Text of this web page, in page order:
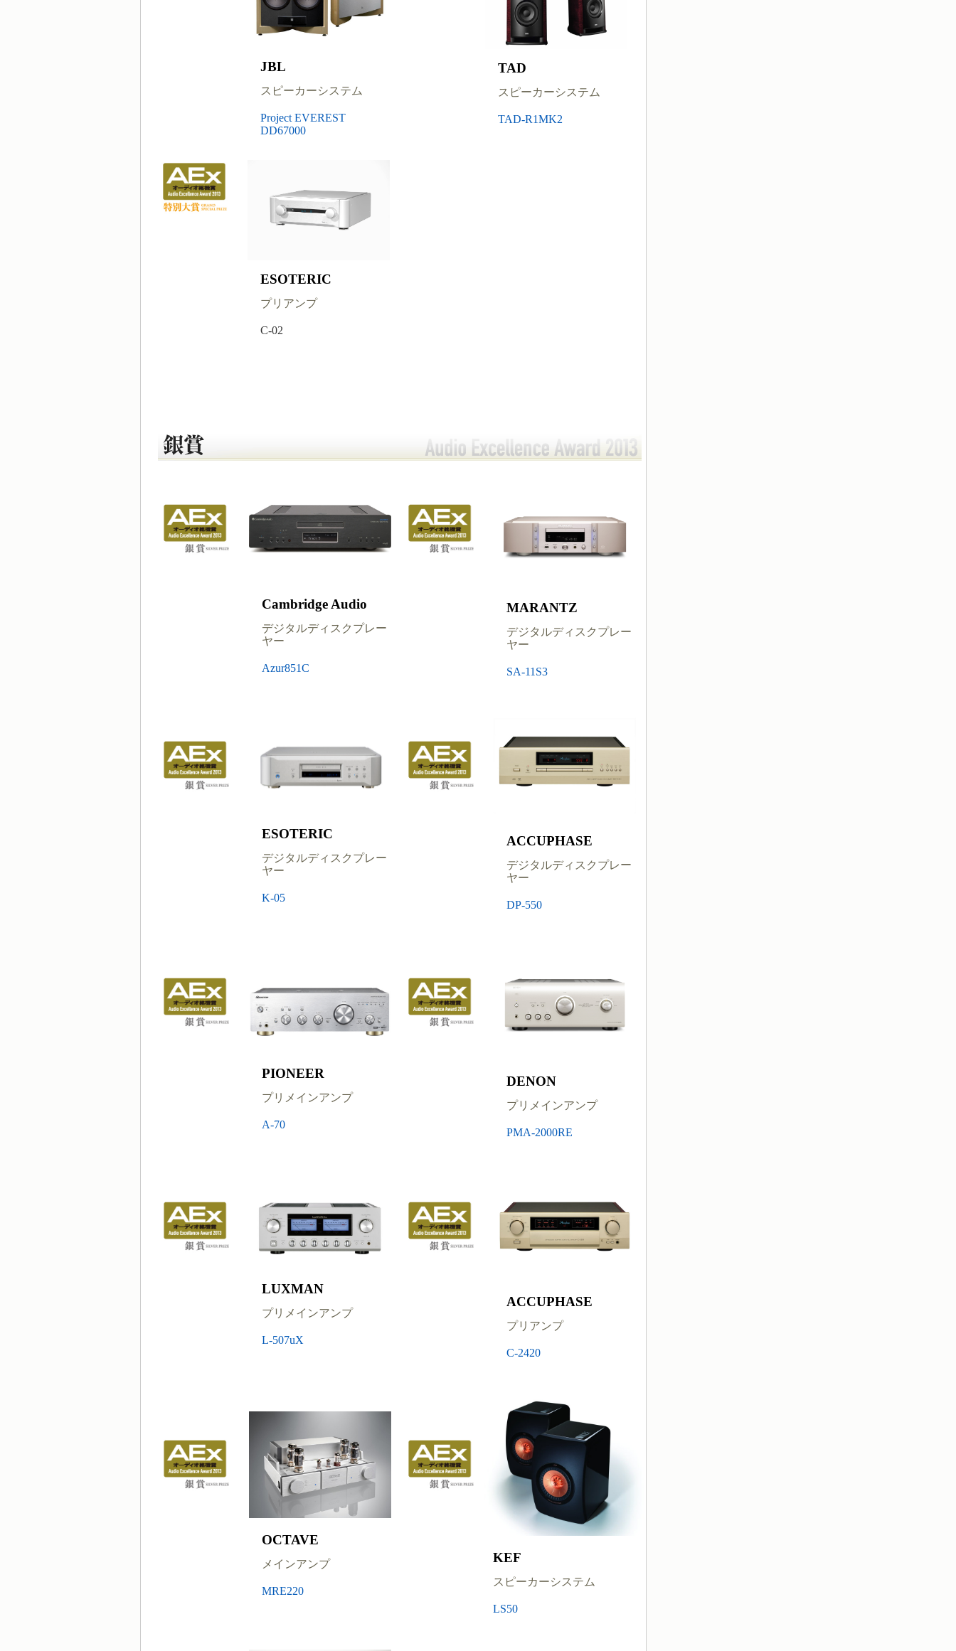
JBL
スピーカーシステム
Project EVEREST
DD67000
TAD
スピーカーシステム
TAD-R1MK2
ESOTERIC
プリアンプ
C-02
Cambridge Audio
デジタルディスクプレー
ヤー
Azur851C
MARANTZ
デジタルディスクプレー
ヤー
SA-11S3
ESOTERIC
デジタルディスクプレー
ヤー
K-05
ACCUPHASE
デジタルディスクプレー
ヤー
DP-550
PIONEER
プリメインアンプ
A-70
DENON
プリメインアンプ
PMA-2000RE
LUXMAN
プリメインアンプ
L-507uX
ACCUPHASE
プリアンプ
C-2420
OCTAVE
メインアンプ
MRE220
KEF
スピーカーシステム
LS50